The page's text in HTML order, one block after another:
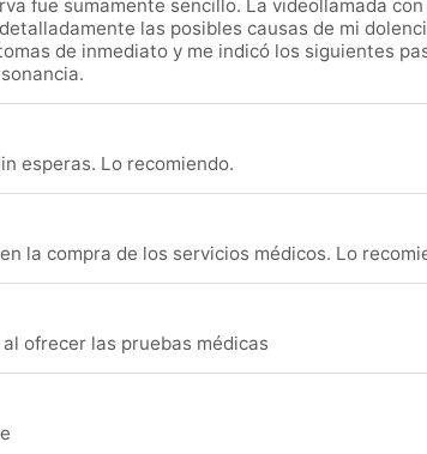
fue sumamente sencillo. La videollamada
las posibles causas de mi
de inmediato y me indicó los siguientes
esperas. Lo recomiendo.
la compra de los servicios médicos. Lo
ofrecer las pruebas médicas